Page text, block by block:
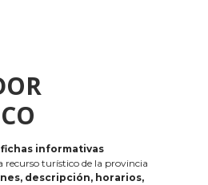
fichas informativas
recurso turístico de la provincia
descripción, horarios,